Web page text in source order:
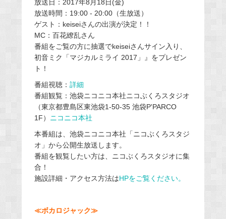
放送日：2017年8月18日(金)
放送時間：19:00 - 20:00（生放送）
ゲスト：keiseiさんの出演が決定！！
MC：百花繚乱さん
番組をご覧の方に抽選でkeiseiさんサイン入り、
初音ミク「マジカルミライ 2017」』をプレゼン
ト！
番組視聴： 詳細
番組観覧：池袋ニコニコ本社ニコぶくろスタジオ
（東京都豊島区東池袋1-50-35 池袋P'PARCO
1F） ニコニコ本社
本番組は、池袋ニコニコ本社「ニコぶくろスタジ
オ」から公開生放送します。
番組を観覧したい方は、ニコぶくろスタジオに集
合！
施設詳細・アクセス方法はHPをご覧ください。
≪ボカロジャック≫